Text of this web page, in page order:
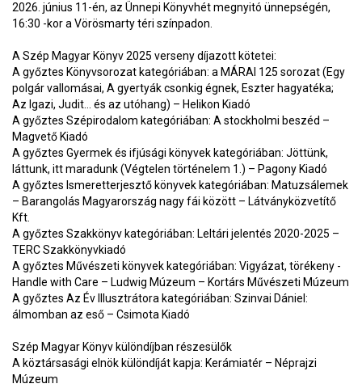
2026. június 11-én, az Ünnepi Könyvhét megnyitó ünnepségén,
16:30 -kor a Vörösmarty téri színpadon.
A Szép Magyar Könyv 2025 verseny díjazott kötetei:
A győztes Könyvsorozat kategóriában: a MÁRAI 125 sorozat (Egy
polgár vallomásai, A gyertyák csonkig égnek, Eszter hagyatéka;
Az Igazi, Judit… és az utóhang) ­– Helikon Kiadó
A győztes Szépirodalom kategóriában: A stockholmi beszéd –
Magvető Kiadó
A győztes Gyermek és ifjúsági könyvek kategóriában: Jöttünk,
láttunk, itt maradunk (Végtelen történelem 1.) – Pagony Kiadó
A győztes Ismeretterjesztő könyvek kategóriában: Matuzsálemek
– Barangolás Magyarország nagy fái között – Látványközvetítő
Kft.
A győztes Szakkönyv kategóriában: Leltári jelentés 2020-2025 –
TERC Szakkönyvkiadó
A győztes Művészeti könyvek kategóriában: Vigyázat, törékeny -
Handle with Care – Ludwig Múzeum – Kortárs Művészeti Múzeum
A győztes Az Év Illusztrátora kategóriában: Szinvai Dániel:
álmomban az eső – Csimota Kiadó
Szép Magyar Könyv különdíjban részesülők
A köztársasági elnök különdíját kapja: Kerámiatér – Néprajzi
Múzeum